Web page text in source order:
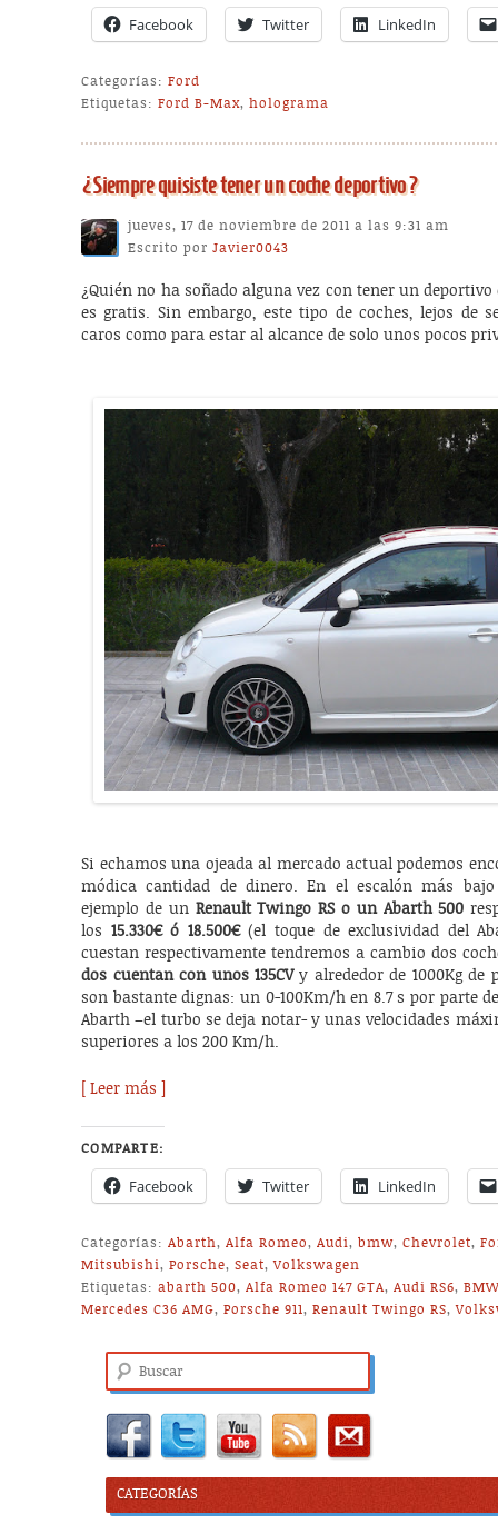
Facebook Twitter LinkedIn
Categorías: Ford
Etiquetas: Ford B-Max,holograma
¿Siempre quisiste tener un coche deportivo?
jueves, 17 de noviembre de 2011 a las 9:31 am
Escrito porJavier0043
¿Quién no ha soñado alguna vez con tener un
es gratis. Sin embargo, este tipo de coches, lejos de
caros como para estar al alcance de solo unos pocos
Si echamos una ojeada al mercado actual podemos
módica cantidad de dinero. En el escalón más
ejemplo de un Renault Twingo RS o un Abarth 500
los 15.330€ ó 18.500€(el toque de exclusividad del
cuestan respectivamente tendremos a cambio dos
dos cuentan con unos 135CVy alrededor de 1000Kg de
son bastante dignas: un 0-100Km/h en 8.7 s por parte
Abarth –el turbo se deja notar- y unas velocidades
superiores a los 200 Km/h.
[ Leer más ]
COMPARTE:
Facebook Twitter LinkedIn
Categorías: Abarth,Alfa Romeo,Audi,bmw,Chevrolet,
Mitsubishi,Porsche,Seat,Volkswagen
Etiquetas: abarth 500,Alfa Romeo 147 GTA,Audi RS6,
Mercedes C36 AMG,Porsche 911,Renault Twingo RS,
Buscar
CATEGORÍAS